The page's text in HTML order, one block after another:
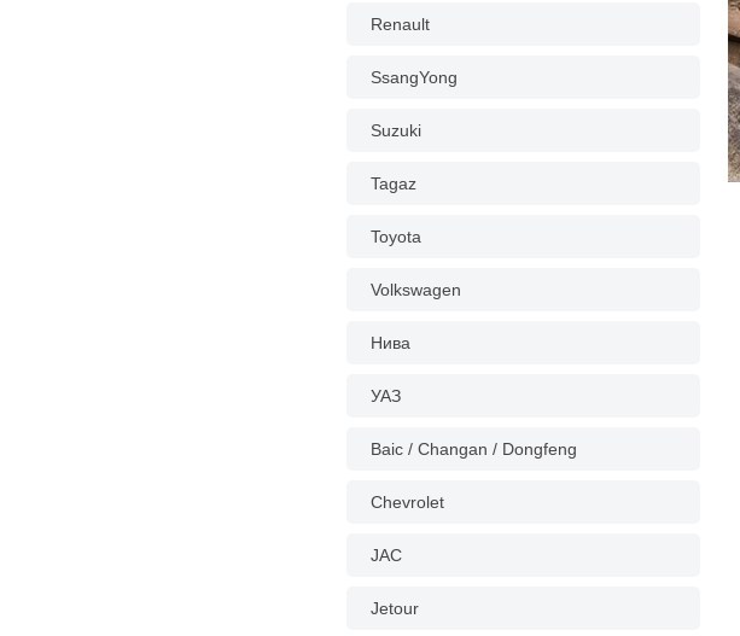
Renault
SsangYong
Suzuki
Tagaz
Toyota
Volkswagen
Нива
УАЗ
Baic / Changan / Dongfeng
Chevrolet
JAC
Jetour